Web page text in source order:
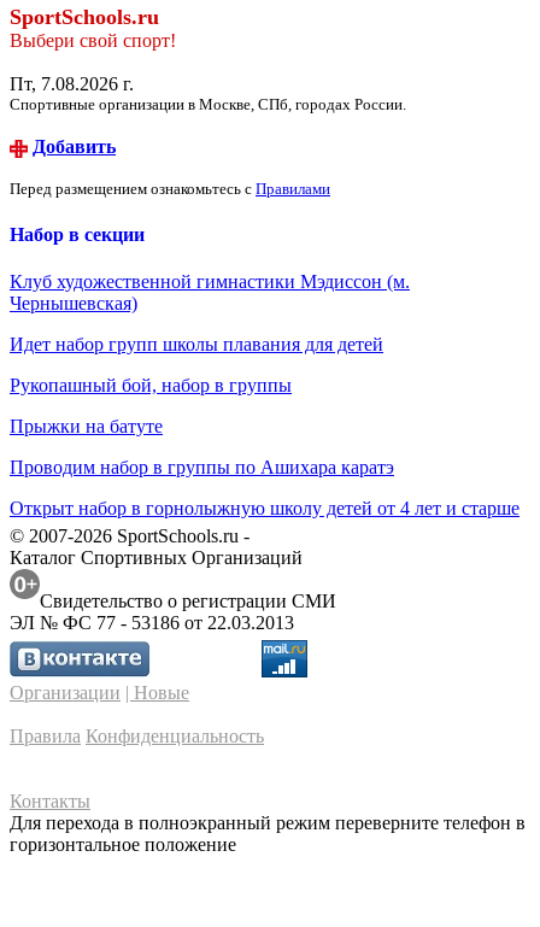
SportSchools.ru
Выбери свой спорт!
Пт, 7.08.2026 г.
Спортивные организации в Москве, СПб, городах России.
Добавить
Перед размещением ознакомьтесь с Правилами
Набор в секции
Клуб художественной гимнастики Мэдиссон (м.
Чернышевская)
Идет набор групп школы плавания для детей
Рукопашный бой, набор в группы
Прыжки на батуте
Проводим набор в группы по Ашихара каратэ
Открыт набор в горнолыжную школу детей от 4 лет и старше
© 2007-2026 SportSchools.ru -
Каталог Спортивных Организаций
Свидетельство о регистрации СМИ
ЭЛ № ФС 77 - 53186 от 22.03.2013
Организации | Новые
Правила Конфиденциальность
Контакты
Для перехода в полноэкранный режим переверните телефон в
горизонтальное положение